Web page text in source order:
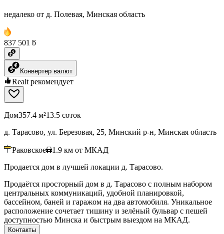
недалеко от д. Полевая, Минская область
837 501 ƃ
Конвертер валют
Realt рекомендует
Дом357.4 м²13.5 соток
д. Тарасово, ул. Березовая, 25, Минский р-н, Минская область
Раковское 1.9 км от МКАД
Продается дом в лучшей локации д. Тарасово.
Продаётся просторный дом в д. Тарасово с полным набором
центральных коммуникаций, удобной планировкой,
бассейном, баней и гаражом на два автомобиля. Уникальное
расположение сочетает тишину и зелёный бульвар с пешей
доступностью Минска и быстрым выездом на МКАД.
Контакты